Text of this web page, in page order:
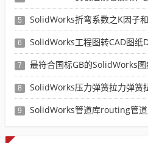
5 SolidWorks折弯系数之K因子
6 SolidWorks工程图转CAD图纸DWG格式
7 最符合国标GB的SolidWorks图纸
8 SolidWorks压力弹簧拉力弹簧扭力
9 SolidWorks管道库routing管